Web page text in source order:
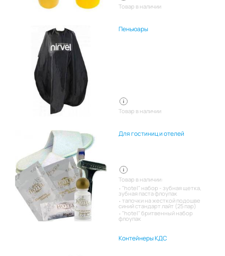
Товар в наличии
Пеньюары
Товар в наличии
Для гостиниц и отелей
Товар в наличии:
"hotel" набор - зубная щетка,
зубная паста флоупак
тапочки на жесткой подошве
синий стандарт лайт (25 пар)
"hotel" бритвенный набор
флоупак
Контейнеры КДС